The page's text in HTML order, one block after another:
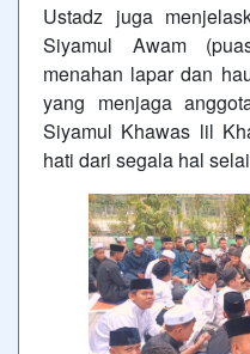
Ustadz juga
Siyamul Awam
menahan lapar dan
yang menjaga
Siyamul Khawas lil
hati dari segala hal